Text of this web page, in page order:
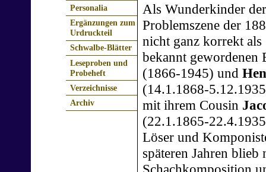
Personalia
Ergänzungen zum
Urdruckteil
Schwalbe-Blätter
Leseproben und
Probeheft
Verzeichnisse
Archiv
Als Wunderkinder
Problemszene der
nicht ganz korrekt
bekannt gewordenen
(1866-1945) und
(14.1.1868-
mit ihrem Cousin
(22.1.1865-
Löser und
späteren Jahren
Schachkomposition